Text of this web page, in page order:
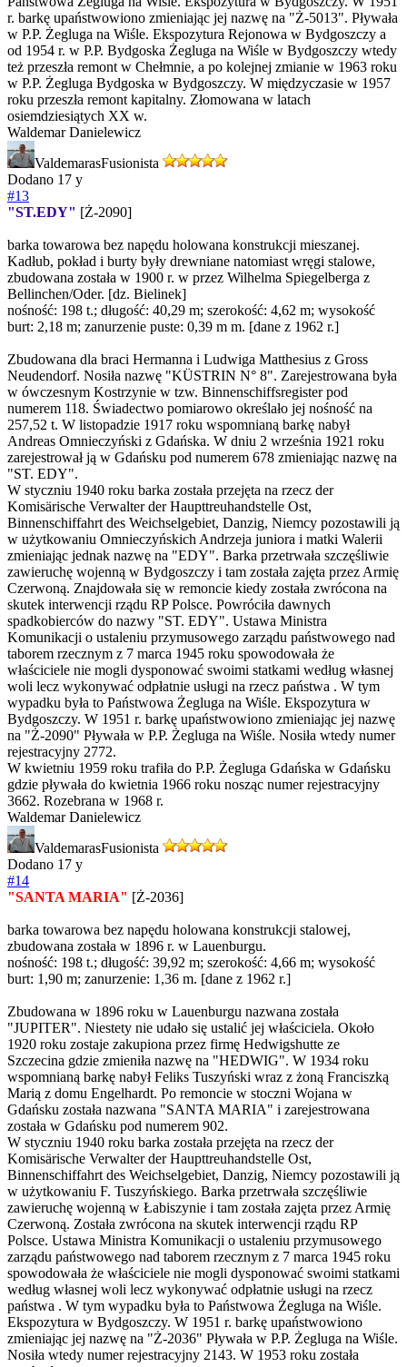
r. barkę upaństwowiono zmieniając jej nazwę na "Ż-5013". Pływała
w P.P. Żegluga na Wiśle. Ekspozytura Rejonowa w Bydgoszczy a
od 1954 r. w P.P. Bydgoska Żegluga na Wiśle w Bydgoszczy wtedy
też przeszła remont w Chełmnie, a po kolejnej zmianie w 1963 roku
w P.P. Żegluga Bydgoska w Bydgoszczy. W międzyczasie w 1957
roku przeszła remont kapitalny. Złomowana w latach
osiemdziesiątych XX w.
Waldemar Danielewicz
ValdemarasFusionista
Dodano 17 y
#13
"ST.EDY" [Ż-2090]
barka towarowa bez napędu holowana konstrukcji mieszanej.
Kadłub, pokład i burty były drewniane natomiast wręgi stalowe,
zbudowana została w 1900 r. w przez Wilhelma Spiegelberga z
Bellinchen/Oder. [dz. Bielinek]
nośność: 198 t.; długość: 40,29 m; szerokość: 4,62 m; wysokość
burt: 2,18 m; zanurzenie puste: 0,39 m m. [dane z 1962 r.]
Zbudowana dla braci Hermanna i Ludwiga Matthesius z Gross
Neudendorf. Nosiła nazwę "KÜSTRIN N° 8". Zarejestrowana była
w ówczesnym Kostrzynie w tzw. Binnenschiffsregister pod
numerem 118. Świadectwo pomiarowo określało jej nośność na
257,52 t. W listopadzie 1917 roku wspomnianą barkę nabył
Andreas Omnieczyński z Gdańska. W dniu 2 września 1921 roku
zarejestrował ją w Gdańsku pod numerem 678 zmieniając nazwę na
"ST. EDY".
W styczniu 1940 roku barka została przejęta na rzecz der
Komisärische Verwalter der Haupttreuhandstelle Ost,
Binnenschiffahrt des Weichselgebiet, Danzig, Niemcy pozostawili ją
w użytkowaniu Omnieczyńskich Andrzeja juniora i matki Walerii
zmieniając jednak nazwę na "EDY". Barka przetrwała szczęśliwie
zawieruchę wojenną w Bydgoszczy i tam została zajęta przez Armię
Czerwoną. Znajdowała się w remoncie kiedy została zwrócona na
skutek interwencji rządu RP Polsce. Powróciła dawnych
spadkobierców do nazwy "ST. EDY". Ustawa Ministra
Komunikacji o ustaleniu przymusowego zarządu państwowego nad
taborem rzecznym z 7 marca 1945 roku spowodowała że
właściciele nie mogli dysponować swoimi statkami według własnej
woli lecz wykonywać odpłatnie usługi na rzecz państwa . W tym
wypadku była to Państwowa Żegluga na Wiśle. Ekspozytura w
Bydgoszczy. W 1951 r. barkę upaństwowiono zmieniając jej nazwę
na "Ż-2090" Pływała w P.P. Żegluga na Wiśle. Nosiła wtedy numer
rejestracyjny 2772.
W kwietniu 1959 roku trafiła do P.P. Żegluga Gdańska w Gdańsku
gdzie pływała do kwietnia 1966 roku nosząc numer rejestracyjny
3662. Rozebrana w 1968 r.
Waldemar Danielewicz
ValdemarasFusionista
Dodano 17 y
#14
"SANTA MARIA" [Ż-2036]
barka towarowa bez napędu holowana konstrukcji stalowej,
zbudowana została w 1896 r. w Lauenburgu.
nośność: 198 t.; długość: 39,92 m; szerokość: 4,66 m; wysokość
burt: 1,90 m; zanurzenie: 1,36 m. [dane z 1962 r.]
Zbudowana w 1896 roku w Lauenburgu nazwana została
"JUPITER". Niestety nie udało się ustalić jej właściciela. Około
1920 roku zostaje zakupiona przez firmę Hedwigshutte ze
Szczecina gdzie zmieniła nazwę na "HEDWIG". W 1934 roku
wspomnianą barkę nabył Feliks Tuszyński wraz z żoną Franciszką
Marią z domu Engelhardt. Po remoncie w stoczni Wojana w
Gdańsku została nazwana "SANTA MARIA" i zarejestrowana
została w Gdańsku pod numerem 902.
W styczniu 1940 roku barka została przejęta na rzecz der
Komisärische Verwalter der Haupttreuhandstelle Ost,
Binnenschiffahrt des Weichselgebiet, Danzig, Niemcy pozostawili ją
w użytkowaniu F. Tuszyńskiego. Barka przetrwała szczęśliwie
zawieruchę wojenną w Łabiszynie i tam została zajęta przez Armię
Czerwoną. Została zwrócona na skutek interwencji rządu RP
Polsce. Ustawa Ministra Komunikacji o ustaleniu przymusowego
zarządu państwowego nad taborem rzecznym z 7 marca 1945 roku
spowodowała że właściciele nie mogli dysponować swoimi statkami
według własnej woli lecz wykonywać odpłatnie usługi na rzecz
państwa . W tym wypadku była to Państwowa Żegluga na Wiśle.
Ekspozytura w Bydgoszczy. W 1951 r. barkę upaństwowiono
zmieniając jej nazwę na "Ż-2036" Pływała w P.P. Żegluga na Wiśle.
Nosiła wtedy numer rejestracyjny 2143. W 1953 roku została